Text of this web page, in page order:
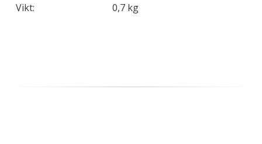
Vikt: 0,7 kg